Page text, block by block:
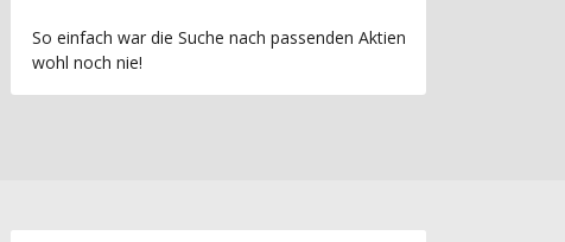
So einfach war die Suche nach passenden Aktien
wohl noch nie!